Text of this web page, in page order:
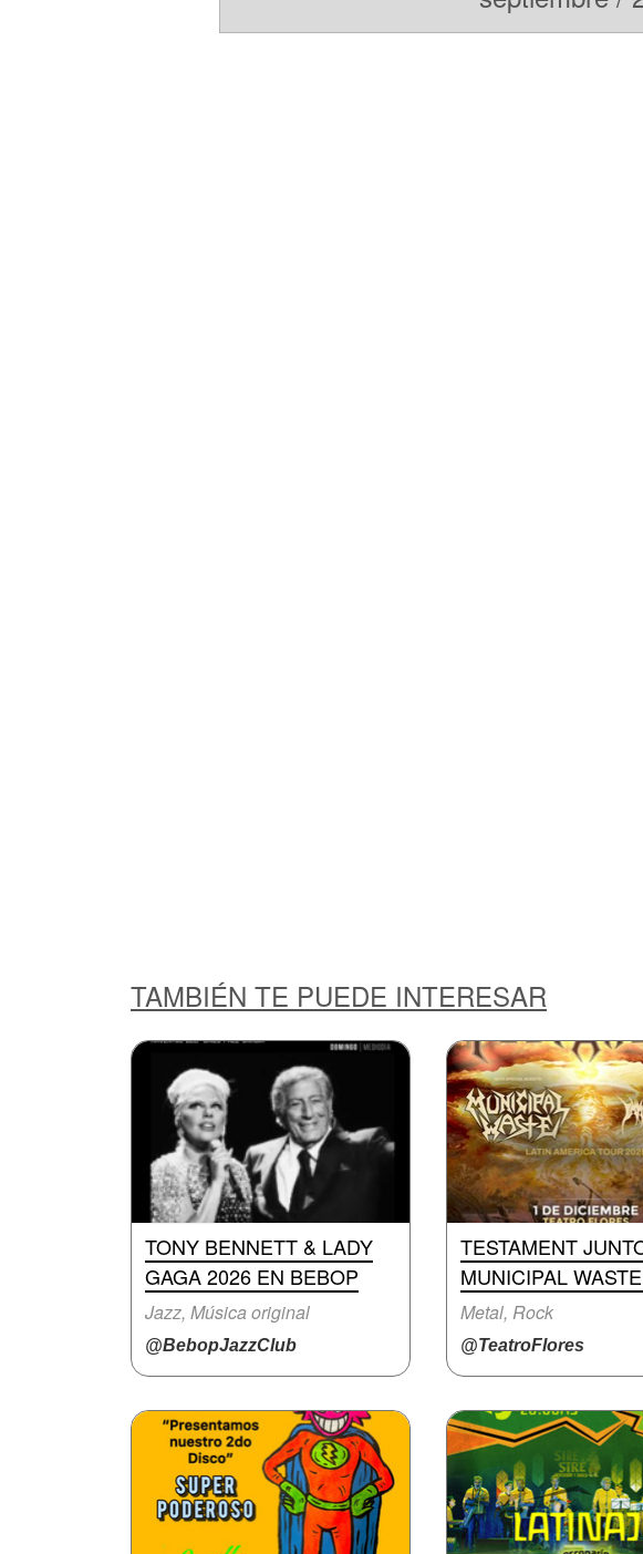
TAMBIÉN TE PUEDE INTERESAR
TONY BENNETT & LADY
GAGA 2026 EN BEBOP
Jazz, Música original
@BebopJazzClub
TESTAMENT
MUNICIPAL
Metal, Rock
@TeatroFlores